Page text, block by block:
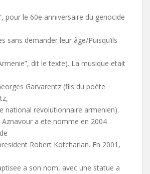
pour le 60e anniversaire du genocide
sans demander leur âge/Puisqu’ils
dit le texte). La musique etait
Garvarentz (fils du poète
national revolutionnaire armenien).
Aznavour a ete nomme en 2004
Robert Kotcharian. En 2001,
a son nom, avec une statue a